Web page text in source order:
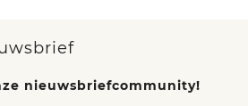
nieuwsbriefcommunity!